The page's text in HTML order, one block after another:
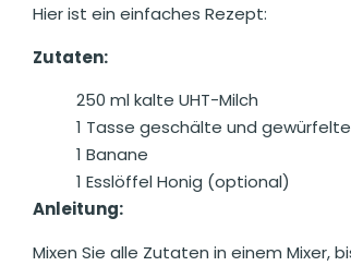
Hier ist ein einfaches Rezept:
Zutaten:
250 ml kalte UHT-Milch
1 Tasse geschälte und gewürfelte
1 Banane
1 Esslöffel Honig (optional)
Anleitung:
Mixen Sie alle Zutaten in einem Mixer,